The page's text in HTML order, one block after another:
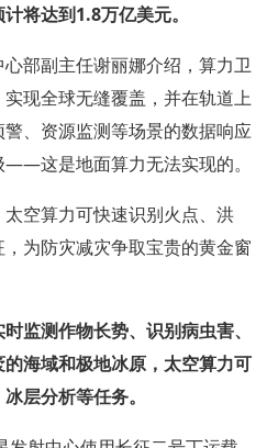
将达到1.8万亿美元。
部副主任谢丽娜介绍，算力卫
现全球无缝覆盖，并在轨道上
、资源监测等场景的数据响应
这是地面算力无法实现的。
空算力可快速识别火点、洪
为防灾减灾争取宝贵的黄金窗
监测作物长势、识别病虫害、
海域和极地冰原，太空算力可
层分析等任务。